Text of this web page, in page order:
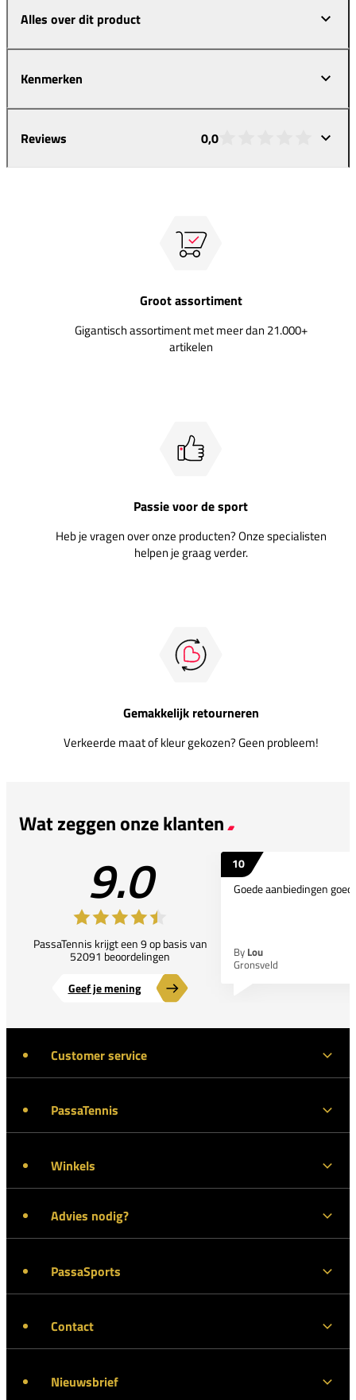
Alles over dit product
Kenmerken
Reviews 0,0
Groot assortiment
Gigantisch assortiment met meer dan 21.000+
artikelen
Passie voor de sport
Heb je vragen over onze producten? Onze specialisten
helpen je graag verder.
Gemakkelijk retourneren
Verkeerde maat of kleur gekozen? Geen probleem!
Wat zeggen onze klanten
9.0
PassaTennis krijgt een 9 op basis van
52091 beoordelingen
Geef je mening
10
Goede aanbiedingen
By Lou
Gronsveld
Customer service
PassaTennis
Winkels
Advies nodig?
PassaSports
Contact
Nieuwsbrief